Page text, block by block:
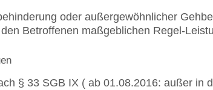
oder außergewöhnlicher
Betroffenen maßgeblichen Regel-
§ 33 SGB IX ( ab 01.08.2016: außer in